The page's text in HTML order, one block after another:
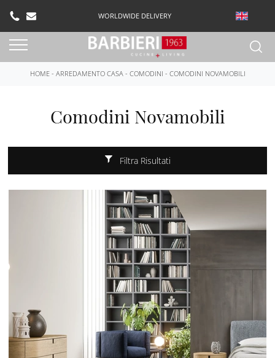
WORLDWIDE DELIVERY
HOME- ARREDAMENTO CASA- COMODINI - COMODINI NOVAMOBILI
Comodini Novamobili
Filtra Risultati